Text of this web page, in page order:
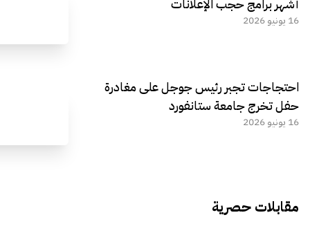
أشهر برامج حجب الإعلانات
16 يونيو 2026
احتجاجات تجبر رئيس جوجل على مغادرة
حفل تخرج جامعة ستانفورد
16 يونيو 2026
مقابلات حصرية